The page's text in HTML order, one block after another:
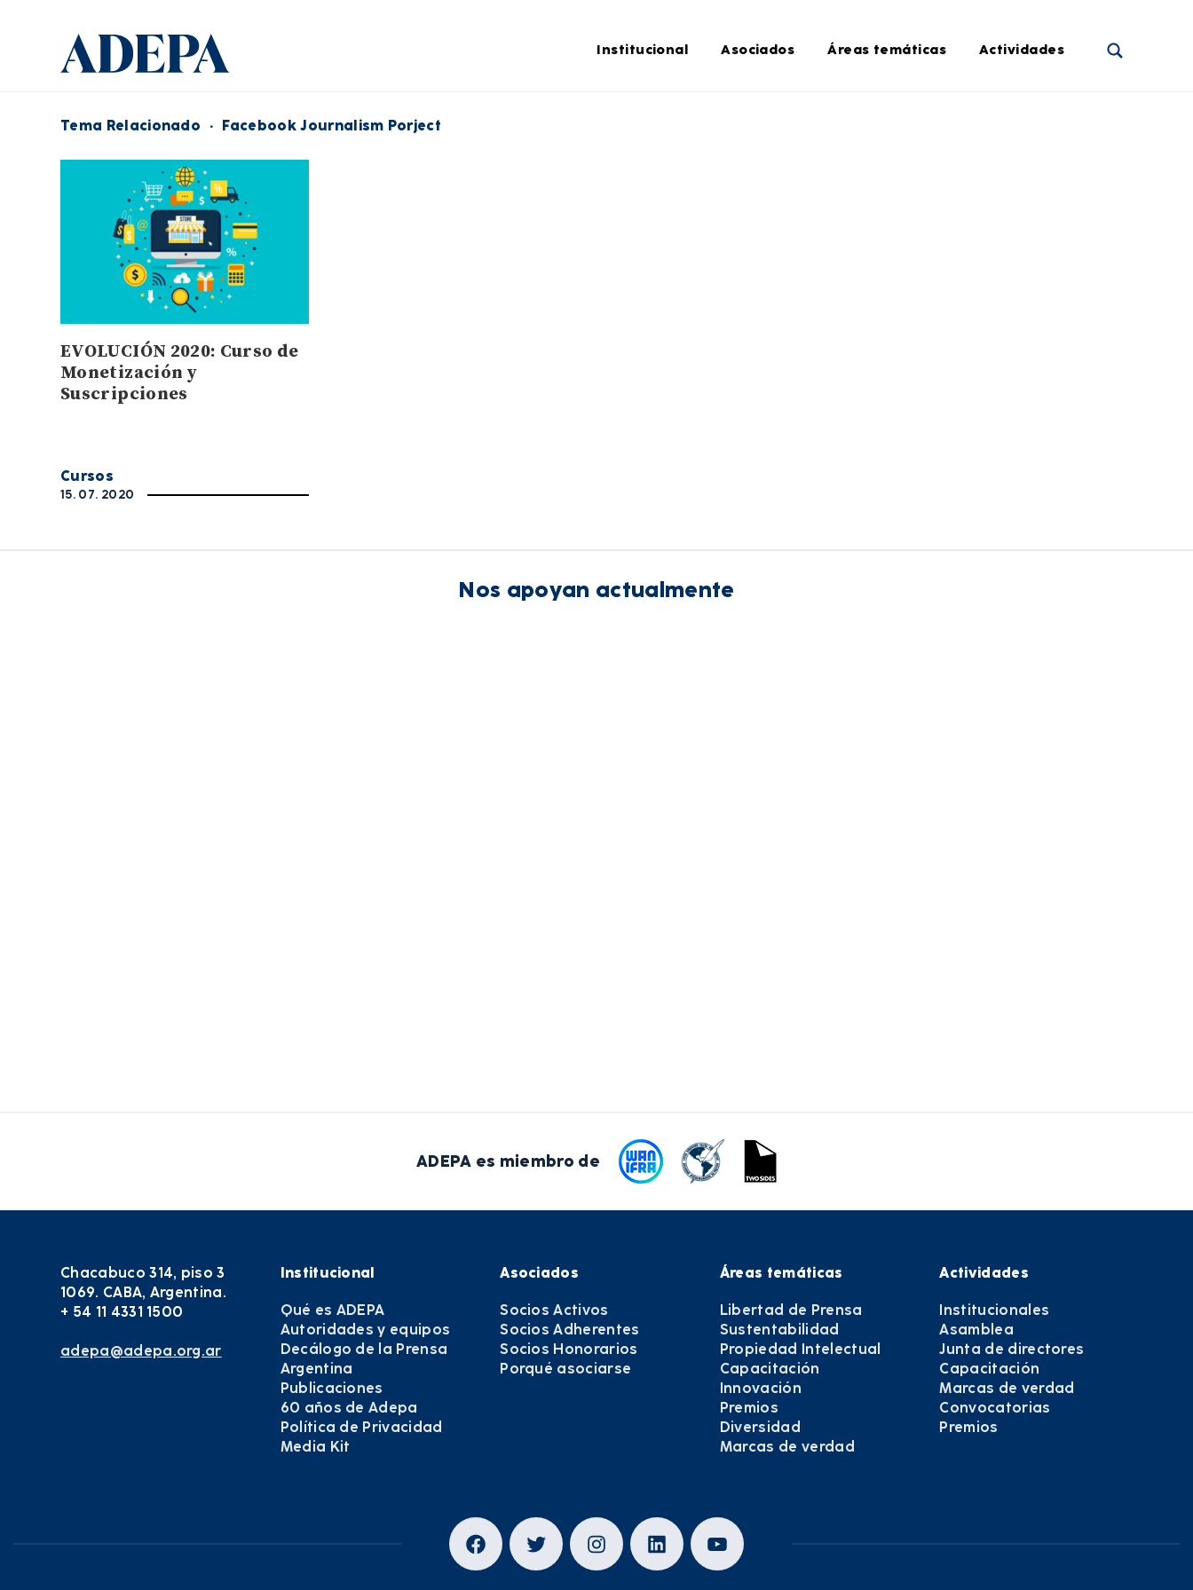
Institucional Asociados Áreas temáticas Actividades
Tema Relacionado · Facebook Journalism Porject
EVOLUCIÓN 2020: Curso de
Monetización y
Suscripciones
Cursos
15. 07. 2020
Nos apoyan actualmente
ADEPA es miembro de
Chacabuco 314, piso 3
1069. CABA, Argentina.
+ 54 11 4331 1500
adepa@adepa.org.ar
Institucional
Qué es ADEPA
Autoridades y equipos
Decálogo de la Prensa
Argentina
Publicaciones
60 años de Adepa
Política de Privacidad
Media Kit
Asociados
Socios Activos
Socios Adherentes
Socios Honorarios
Porqué asociarse
Áreas temáticas
Libertad de Prensa
Sustentabilidad
Propiedad Intelectual
Capacitación
Innovación
Premios
Diversidad
Marcas de verdad
Actividades
Institucionales
Asamblea
Junta de directores
Capacitación
Marcas de verdad
Convocatorias
Premios
Facebook
TwitterInstagram
LinkedInYouTube